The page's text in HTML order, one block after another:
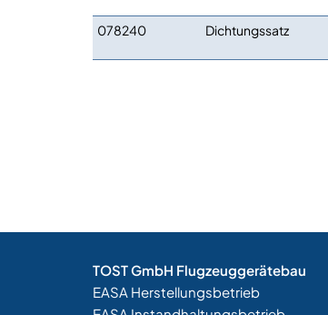
078240 Dichtungssatz
TOST GmbH Flugzeuggerätebau
EASA Herstellungsbetrieb